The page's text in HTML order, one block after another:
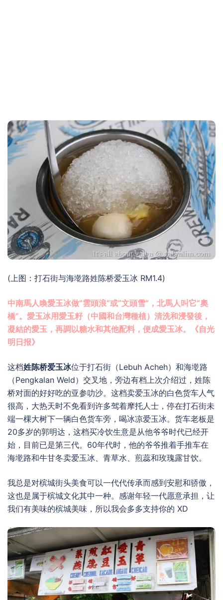
(上图：打石街与海墘路姓陈桥爱玉冰 RM1.4)
中南馬人喚愛玉冰做“雲頭浪”或“文頭雪”，北馬人叫它“奧
橋”。愛玉冰用愛玉籽（中國和台灣種植）清洗和浸發後，
凝結的愛玉，再調以糖水和其他配料，便成愛玉冰。《自光
明日报》
这档姓陈桥爱玉冰位于打石街（Lebuh Acheh）和海墘路
（Pengkalan Weld）交叉地，旁边有档上次介绍过，姓陈
桥对面的好好吃的亚参叻沙。这档卖爱玉冰的白色货车人气
很高，大热天时不免看到许多驾着摩托人士，停在打石街未
端一棵大树下一辆白色货车旁，喝冰凉爱玉冰。货车老板是
20多岁的郭明达，这档买冷饮生意是从他爷爷时代已经开
始，目前已是第三代。60年代时，他的爷爷推着手推车在
海墘路和牛甘冬卖爱玉冰、青草水、煎蕊和玫瑰露甘饮。
我总是对槟城街头美食可以一代代传承而感到安慰和骄傲，
这也是属于槟城文化其中一种。感谢年轻一代愿意承担，让
我们有美味的槟城美味，所以我会多多支持你的 XD